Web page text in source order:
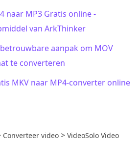
naar MP3 Gratis online -
van ArkThinker
aanpak om MOV
te converteren
MKV naar MP4-converter online
Converteer video > VideoSolo Video